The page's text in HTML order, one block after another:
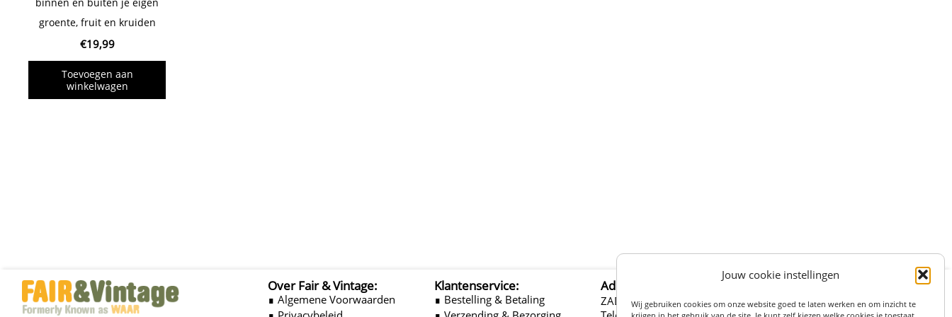
Jouw cookie instellingen
Wij gebruiken cookies om onze website goed te laten werken en om inzicht te
krijgen in het gebruik van de site. Je kunt zelf kiezen welke cookies je toestaat.
groente, fruit en kruiden
€19,99
Toevoegen aan
winkelwagen
Over Fair & Vintage:
∎ Algemene Voorwaarden
Klantenservice:
∎ Bestelling & Betaling
Adres:
ZADELSTRAAT 27, 3511LS UTRECHT (centrum)